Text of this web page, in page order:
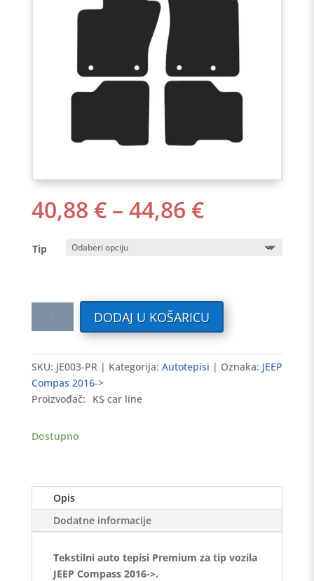
40,88 € – 44,86 €RASPON
CIJENA:
40,88 €
Tip
JEEP
Compass
2016-
>
količina
DODAJ U KOŠARICU
SKU: JE003-PR Kategorija: Autotepisi Oznaka: JEEP
Compas 2016->
Proizvođač:
KS car line
Dostupno
Opis
Dodatne informacije
Tekstilni auto tepisi Premium za tip vozila
JEEP Compass 2016->.